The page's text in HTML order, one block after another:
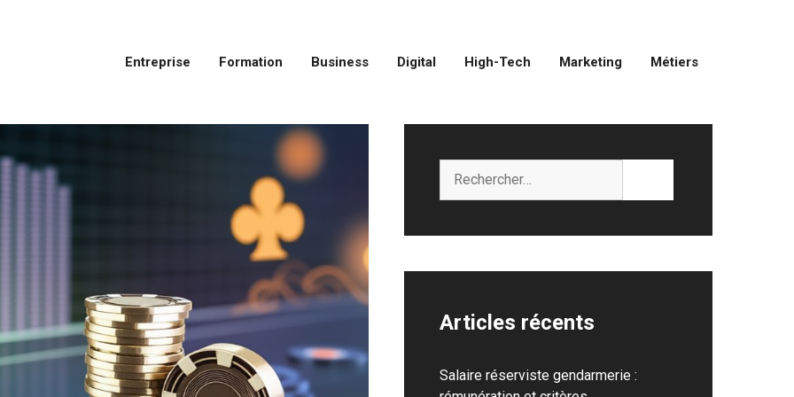
Entreprise Formation Business Digital High-Tech Marketing Métiers
Articles récents
Salaire réserviste gendarmerie :